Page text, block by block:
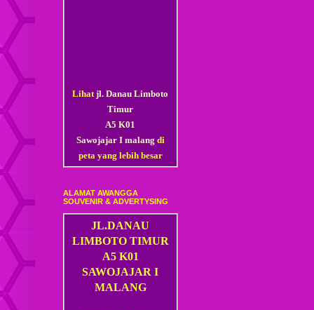
Lihatjl. Danau Limboto
Timur
A5 K01
Sawojajar I malang di
peta yang lebih besar
ALAMAT AWANGGA
SOUVENIR & ADVERTYSING
JL.DANAU
LIMBOTO TIMUR
A5 K01
SAWOJAJAR I
MALANG